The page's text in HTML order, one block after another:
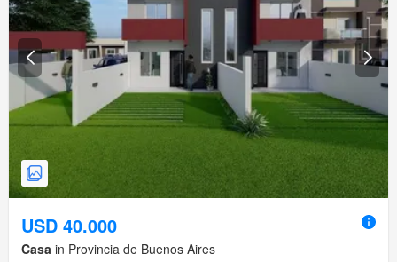
USD 40.000
Casa in Provincia de Buenos Aires